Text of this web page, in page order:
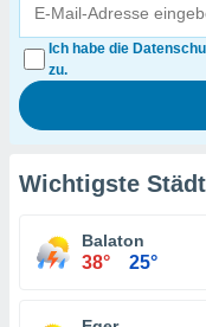
Ich habe die
zu.
Wichtigste
Balaton
38° 25°